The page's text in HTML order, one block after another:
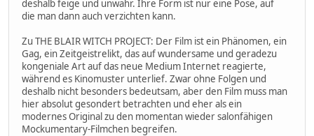
deshalb feige und unwahr. Ihre Form ist nur eine Pose, auf
die man dann auch verzichten kann.
Zu THE BLAIR WITCH PROJECT: Der Film ist ein Phänomen, ein
Gag, ein Zeitgeistrelikt, das auf wundersame und geradezu
kongeniale Art auf das neue Medium Internet reagierte,
während es Kinomuster unterlief. Zwar ohne Folgen und
deshalb nicht besonders bedeutsam, aber den Film muss man
hier absolut gesondert betrachten und eher als ein
modernes Original zu den momentan wieder salonfähigen
Mockumentary-Filmchen begreifen.